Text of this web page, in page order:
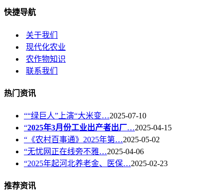
快捷导航
关于我们
现代化农业
农作物知识
联系我们
热门资讯
““绿巨人”上演“大米变…2025-07-10
“2025年3月份工业出产者出厂…2025-04-15
“《农村百事通》2025年第…2025-05-02
“无忧网正在线旁不雅…2025-04-06
“2025年起河北养老金、医保…2025-02-23
推荐资讯